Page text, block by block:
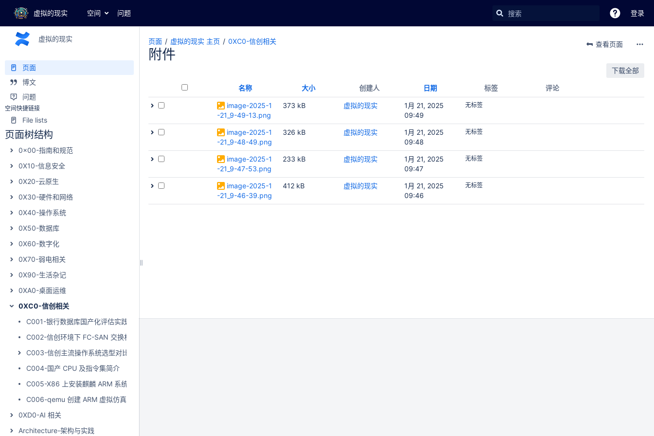
虚拟的现实 空间 问题 登录
虚拟的现实
页面
博文
问题
空间快捷链接
File lists
页面树结构
0x00-指南和规范
0X10-信息安全
0X20-云原生
0X30-硬件和网络
0X40-操作系统
0X50-数据库
0X60-数字化
0X70-弱电相关
0X90-生活杂记
0XA0-桌面运维
0XC0-信创相关
C001-银行数据库国产化评估实践
C002-信创环境下 FC-SAN 交换机组网替换方案探索与实践
C003-信创主流操作系统选型对比测试分析
C004-国产 CPU 及指令集简介
C005-X86 上安装麒麟 ARM 系统
C006-qemu 创建 ARM 虚拟仿真环境
0XD0-AI 相关
Architecture-架构与实践
页面 虚拟的现实 主页 0XC0-信创相关 查看页面
附件
下载全部
名称 大小 创建人 日期 标签 评论
image-2025-1
-21_9-49-13.png
373 kB 虚拟的现实
1月 21, 2025
09:49
无标签
image-2025-1
-21_9-48-49.png
326 kB 虚拟的现实
1月 21, 2025
09:48
无标签
image-2025-1
-21_9-47-53.png
233 kB 虚拟的现实
1月 21, 2025
09:47
无标签
image-2025-1
-21_9-46-39.png
412 kB 虚拟的现实
1月 21, 2025
09:46
无标签